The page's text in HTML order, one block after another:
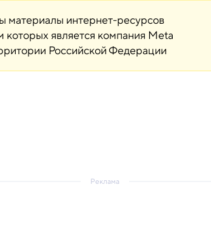
материалы интернет-ресурсов
является компания Meta
Российской Федерации
Реклама